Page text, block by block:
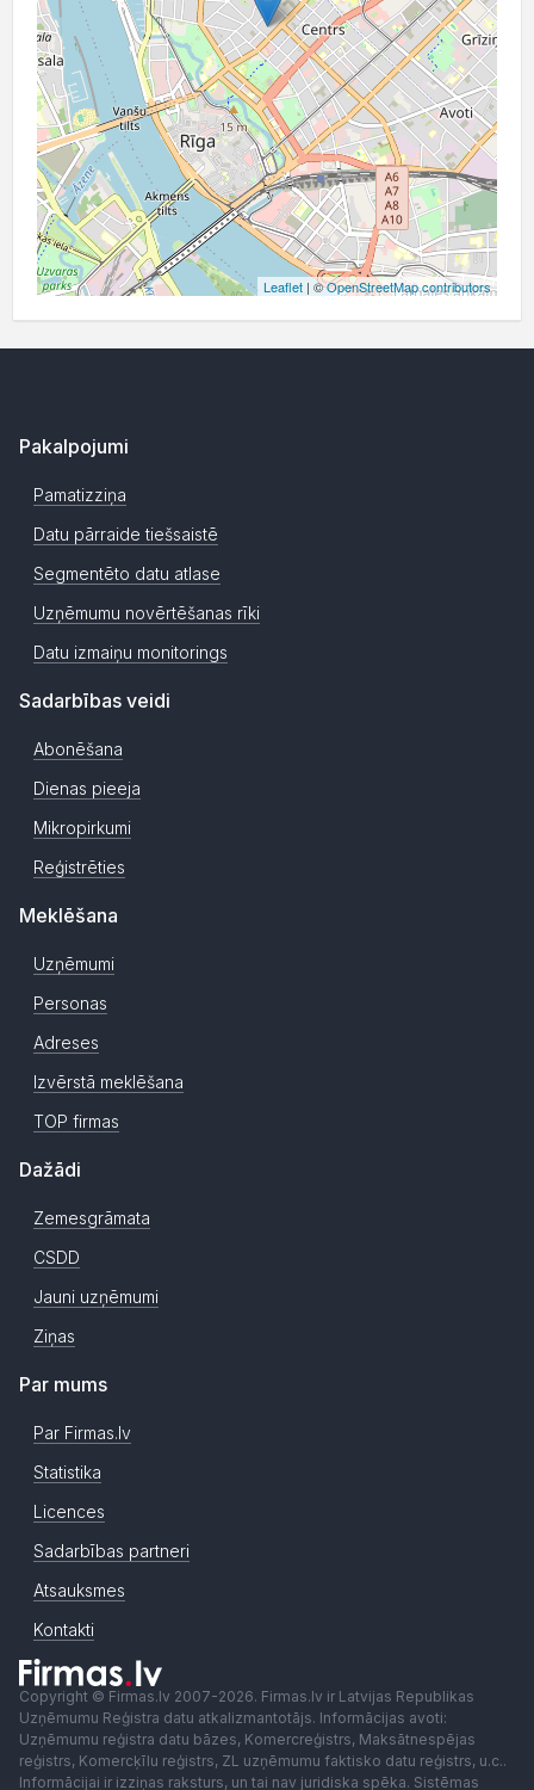
Leaflet | ©OpenStreetMap contributors
Pakalpojumi
Pamatizziņa
Datu pārraide tiešsaistē
Segmentēto datu atlase
Uzņēmumu novērtēšanas rīki
Datu izmaiņu monitorings
Sadarbības veidi
Abonēšana
Dienas pieeja
Mikropirkumi
Reģistrēties
Meklēšana
Uzņēmumi
Personas
Adreses
Izvērstā meklēšana
TOP firmas
Dažādi
Zemesgrāmata
CSDD
Jauni uzņēmumi
Ziņas
Par mums
Par Firmas.lv
Statistika
Licences
Sadarbības partneri
Atsauksmes
Kontakti
Copyright © Firmas.lv 2007-2026. Firmas.lv ir Latvijas Republikas
Uzņēmumu Reģistra datu atkalizmantotājs. Informācijas avoti:
Uzņēmumu reģistra datu bāzes, Komercreģistrs, Maksātnespējas
reģistrs, Komercķīlu reģistrs, ZL uzņēmumu faktisko datu reģistrs, u.c..
Informācijai ir izziņas raksturs, un tai nav juridiska spēka. Sistēmas